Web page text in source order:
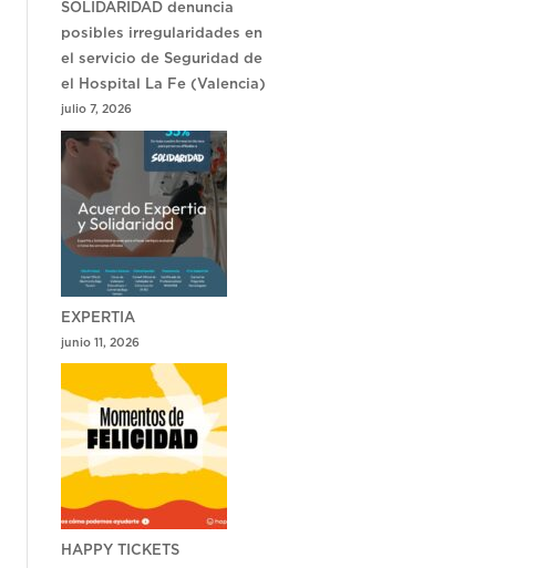
SOLIDARIDAD denuncia
posibles irregularidades en
el servicio de Seguridad de
el Hospital La Fe (Valencia)
julio 7, 2026
EXPERTIA
junio 11, 2026
HAPPY TICKETS